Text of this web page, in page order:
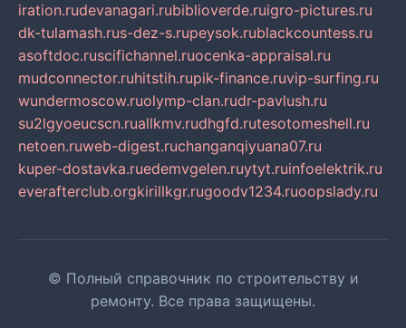
iration.rudevanagari.rubiblioverde.ruigro-pictures.ru
dk-tulamash.rus-dez-s.rupeysok.rublackcountess.ru
asoftdoc.ruscifichannel.ruocenka-appraisal.ru
mudconnector.ruhitstih.rupik-finance.ruvip-surfing.ru
wundermoscow.ruolymp-clan.rudr-pavlush.ru
su2lgyoeucscn.ruallkmv.rudhgfd.rutesotomeshell.ru
netoen.ruweb-digest.ruchanganqiyuana07.ru
kuper-dostavka.ruedemvgelen.ruytyt.ruinfoelektrik.ru
everafterclub.orgkirillkgr.rugoodv1234.ruoopslady.ru
© Полный справочник по строительству и
ремонту. Все права защищены.